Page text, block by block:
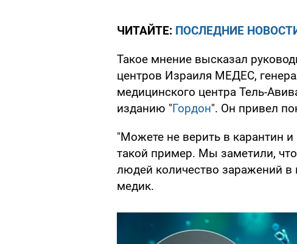
ЧИТАЙТЕ: ПОСЛЕДНИЕ
Такое мнение высказал
центров Израиля МЕДЕС,
медицинского центра Тель-
изданию "Гордон". Он привел
"Можете не верить в карантин
такой пример. Мы заметили,
людей количество заражений в
медик.